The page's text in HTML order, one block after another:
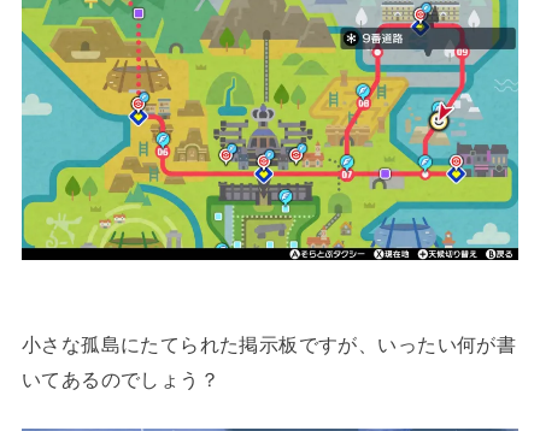
小さな孤島にたてられた掲示板ですが、いったい何が書
いてあるのでしょう？